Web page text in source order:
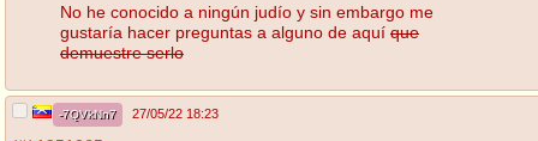
No he conocido a ningún judío y sin embargo me
gustaría hacer preguntas a alguno de aquí que
demuestre serlo
-7QVkNn7 27/05/22 18:23